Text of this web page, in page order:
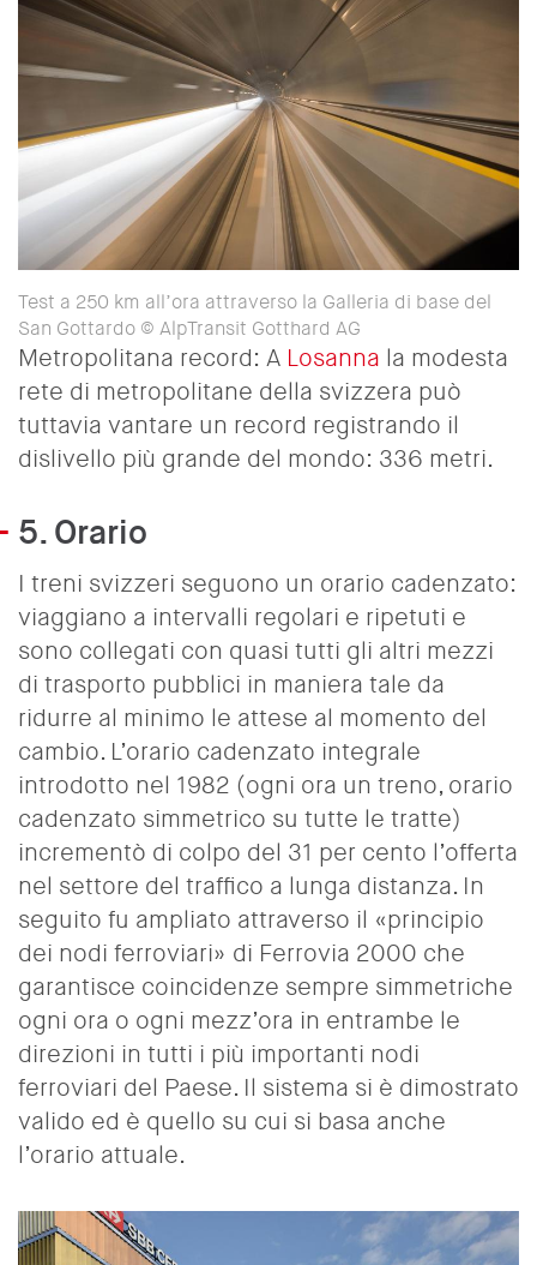
Test a 250 km all’ora attraverso la Galleria di base del
San Gottardo © AlpTransit Gotthard AG
Metropolitana record: A Losanna la modesta
rete di metropolitane della svizzera può
tuttavia vantare un record registrando il
dislivello più grande del mondo: 336 metri.
5. Orario
I treni svizzeri seguono un orario cadenzato:
viaggiano a intervalli regolari e ripetuti e
sono collegati con quasi tutti gli altri mezzi
di trasporto pubblici in maniera tale da
ridurre al minimo le attese al momento del
cambio. L’orario cadenzato integrale
introdotto nel 1982 (ogni ora un treno, orario
cadenzato simmetrico su tutte le tratte)
incrementò di colpo del 31 per cento l’offerta
nel settore del traffico a lunga distanza. In
seguito fu ampliato attraverso il «principio
dei nodi ferroviari» di Ferrovia 2000 che
garantisce coincidenze sempre simmetriche
ogni ora o ogni mezz’ora in entrambe le
direzioni in tutti i più importanti nodi
ferroviari del Paese. Il sistema si è dimostrato
valido ed è quello su cui si basa anche
l’orario attuale.